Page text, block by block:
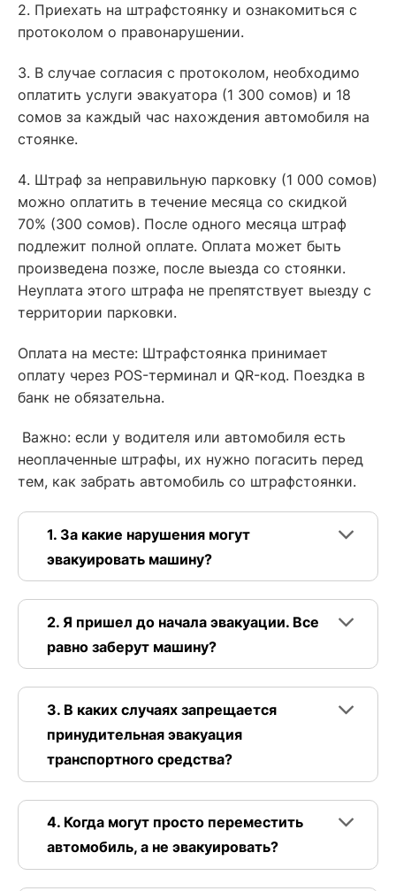
2. Приехать на штрафстоянку и ознакомиться с
протоколом о правонарушении.
3️. В случае согласия с протоколом, необходимо
оплатить услуги эвакуатора (1 300 сомов) и 18
сомов за каждый час нахождения автомобиля на
стоянке.
4️. Штраф за неправильную парковку (1 000 сомов)
можно оплатить в течение месяца со скидкой
70% (300 сомов). После одного месяца штраф
подлежит полной оплате. Оплата может быть
произведена позже, после выезда со стоянки.
Неуплата этого штрафа не препятствует выезду с
территории парковки.
Оплата на месте: Штрафстоянка принимает
оплату через POS-терминал и QR-код. Поездка в
банк не обязательна.
Важно: если у водителя или автомобиля есть
неоплаченные штрафы, их нужно погасить перед
тем, как забрать автомобиль со штрафстоянки.
1. За какие нарушения могут
эвакуировать машину?
2. Я пришел до начала эвакуации. Все
равно заберут машину?
3. В каких случаях запрещается
принудительная эвакуация
транспортного средства?
4. Когда могут просто переместить
автомобиль, а не эвакуировать?